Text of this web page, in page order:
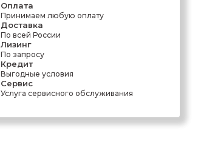
Оплата
Принимаем любую оплату
Доставка
По всей России
Лизинг
По запросу
Кредит
Выгодные условия
Сервис
Услуга сервисного обслуживания